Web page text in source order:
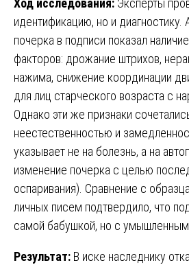
Ход исследования: Эксперты
идентификацию, но и диагностику.
почерка в подписи показал
факторов: дрожание штрихов,
нажима, снижение координации
для лиц старческого возраста с
Однако эти же признаки
неестественностью и
указывает не на болезнь, а на
изменение почерка с целью
оспаривания). Сравнение с
личных писем подтвердило, что
самой бабушкой, но с
Результат: В иске наследнику